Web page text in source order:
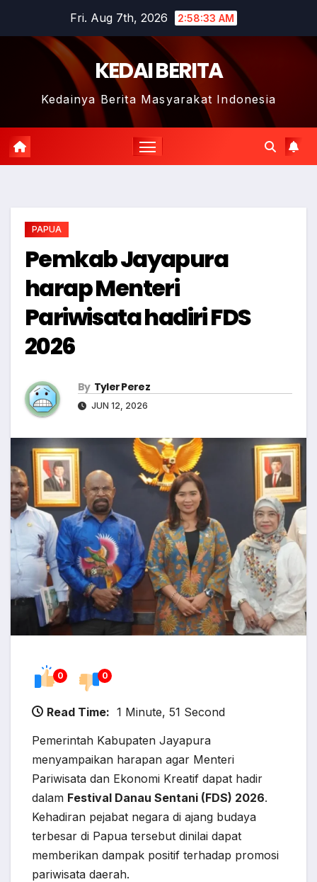
Fri. Aug 7th, 2026 2:58:34 AM
KEDAI BERITA
Kedainya Berita Masyarakat Indonesia
PAPUA
Pemkab Jayapura
harap Menteri
Pariwisata hadiri FDS
2026
By Tyler Perez
JUN 12, 2026
0 0
Read Time: 1 Minute, 51 Second
Pemerintah Kabupaten Jayapura
menyampaikan harapan agar Menteri
Pariwisata dan Ekonomi Kreatif dapat hadir
dalam Festival Danau Sentani (FDS) 2026.
Kehadiran pejabat negara di ajang budaya
terbesar di Papua tersebut dinilai dapat
memberikan dampak positif terhadap promosi
pariwisata daerah.